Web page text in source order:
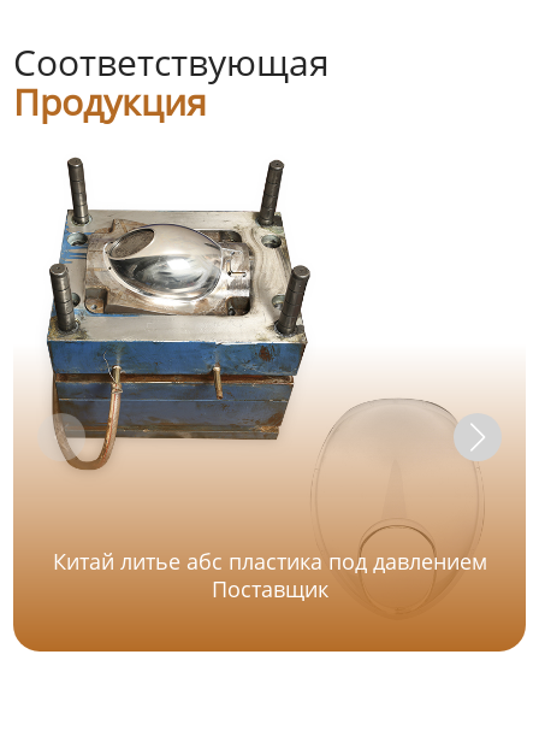
Соответствующая
Продукция
Китай литье абс пластика под давлением
Поставщик